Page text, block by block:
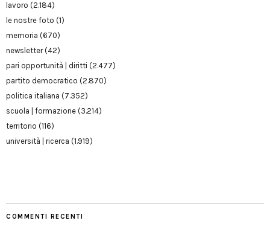
lavoro (2.184)
le nostre foto (1)
memoria (670)
newsletter(42)
pari opportunità | diritti (2.477)
partito democratico (2.870)
politica italiana (7.352)
scuola | formazione (3.214)
territorio (116)
università | ricerca (1.919)
COMMENTI RECENTI